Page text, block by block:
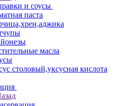
и соусы
паста
масла
столовый,уксусная кислота